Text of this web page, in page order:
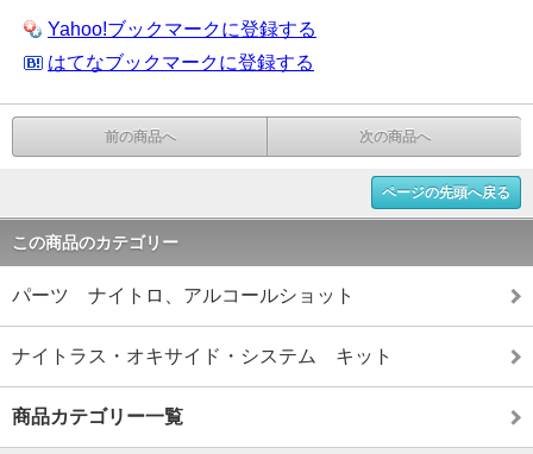
Yahoo!ブックマークに登録する
はてなブックマークに登録する
前の商品へ 次の商品へ
ページの先頭へ戻る
この商品のカテゴリー
パーツ ナイトロ、アルコールショット
ナイトラス・オキサイド・システム キット
商品カテゴリー一覧